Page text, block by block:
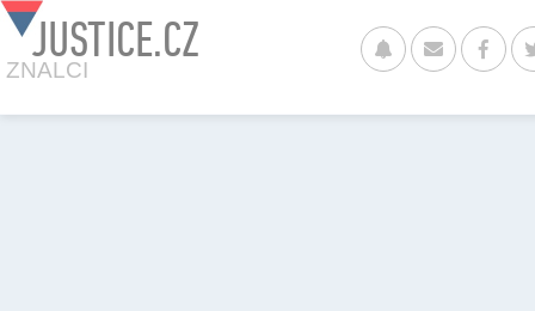
JUSTICE.CZ
ZNALCI